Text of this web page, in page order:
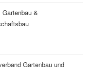
Gartenbau &
Gartenbau und